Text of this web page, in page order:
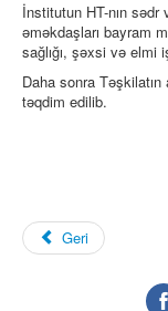
İnstitutun HT-nın sədr
əməkdaşları bayram
sağlığı, şəxsi və elmi
Daha sonra Təşkilatın
təqdim edilib.
Geri